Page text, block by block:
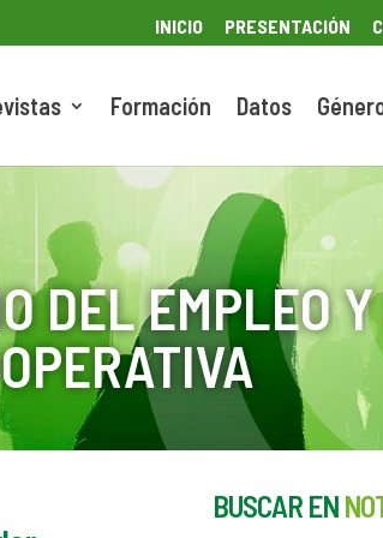
INICIO PRESENTACIÓN
Formación Datos
DEL EMPLEO
BUSCAR EN